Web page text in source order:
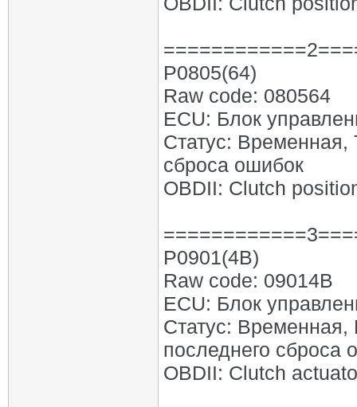
P0805(64)
Raw code: 080564
ECU: Блок
Статус: Временная,
сброса ошибок
OBDII: Clutch
P0901(4B)
Raw code: 09014B
ECU: Блок
Статус:
последнего сброса
OBDII: Clutch